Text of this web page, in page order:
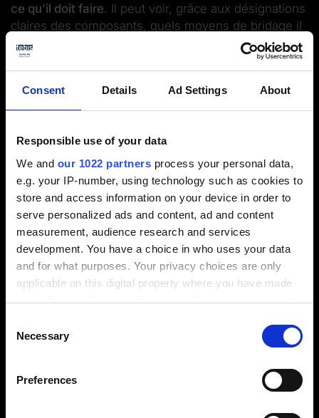
Consent Details Ad Settings About
Responsible use of your data
We and our 1022 partners process your personal data,
e.g. your IP-number, using technology such as cookies to
store and access information on your device in order to
serve personalized ads and content, ad and content
measurement, audience research and services
development. You have a choice in who uses your data
and for what purposes. Your privacy choices are only
applicable on this digital property where you have made
your choices. You can change or withdraw your consent
the Privacy trigger icon.
Collect information about your geographical
Selection
Necessary
Preferences
ce qu’il doit faire. Il peut voir, grâce aux désignations
claires des composants, quels moyens de bridage il
doit utiliser, de combien de dispositifs il a besoin et
comment les positionner.
Exemple pratique de posage multiple avec
système de bridage à référence unique
Voir la vidéo / formulaire de contact
⬤
⬤